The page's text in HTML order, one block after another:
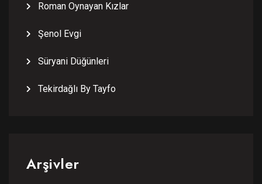
Roman Oynayan Kızlar
Şenol Evgi
Süryani Düğünleri
Tekirdağlı By Tayfo
Arşivler